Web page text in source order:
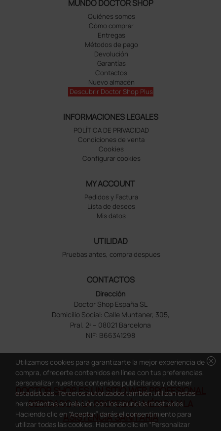
MUNDO DOCTOR SHOP
Quiénes somos
Cómo comprar
Entregas
Métodos de pago
Devolución
Garantías
Contactos
Nuevo almacén
Descubrir Doctor Shop Plus
INFORMACIONES LEGALES
POLÍTICA DE PRIVACIDAD
Condiciones de venta
Cookies
Configurar cookies
MY ACCOUNT
Pedidos y Factura
Lista de deseos
Mis datos
UTILIDAD
Pruebas antes, compra despues
CONTACTOS
Dirección
Doctor Shop España SL
Domicilio Social: Calle Muntaner, 305,
Pral. 2ª – 08021 Barcelona
NIF: B66341298
DOCTOR SHOP ES UN SITIO WEB PROFESIONAL
DEDICADO A LA PROFESIÓN MÉDICA Y LA
ASISTENCIA SANITARIA
cancel
Utilizamos cookies para garantizarte la mejor experiencia de
compra, ofrecerte contenidos en línea con tus preferencias,
personalizar nuestros contenidos publicitarios y obtener
estadísticas. Terceros autorizados también utilizan estas
herramientas en relación con los anuncios mostrados.
Haciendo clic en “Aceptar” darás el consentimiento para
utilizar todas las cookies. Haciendo clic en “Personalizar